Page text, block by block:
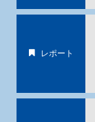
レポート